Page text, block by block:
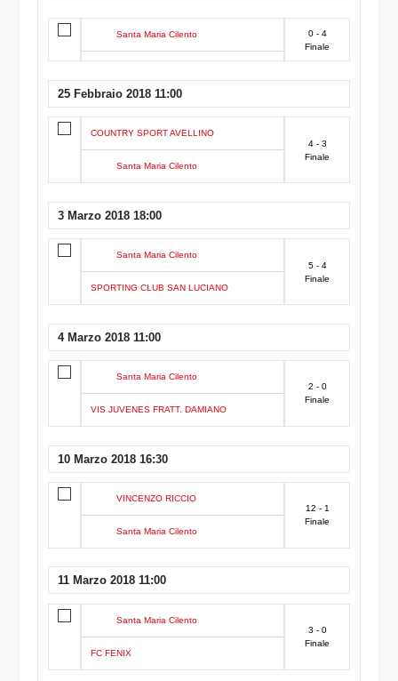
Santa Maria Cilento
0 - 4
Finale
25 Febbraio 2018 11:00
COUNTRY SPORT AVELLINO
Santa Maria Cilento
4 - 3
Finale
3 Marzo 2018 18:00
Santa Maria Cilento
SPORTING CLUB SAN LUCIANO
5 - 4
Finale
4 Marzo 2018 11:00
Santa Maria Cilento
VIS JUVENES FRATT. DAMIANO
2 - 0
Finale
10 Marzo 2018 16:30
VINCENZO RICCIO
Santa Maria Cilento
12 - 1
Finale
11 Marzo 2018 11:00
Santa Maria Cilento
FC FENIX
3 - 0
Finale